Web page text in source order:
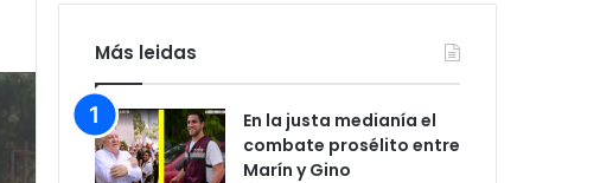
Más leidas
En la justa medianía el
combate prosélito entre
Marín y Gino